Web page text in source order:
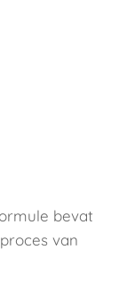
bevat
van